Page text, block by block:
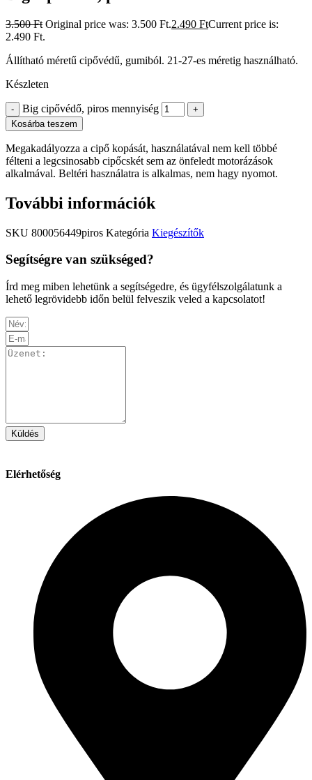
3.500Ft Original price was: 3.500 Ft.2.490 FtCurrent price is:
2.490 Ft.
Állítható méretű cipővédű, gumiból. 21-27-es méretig használható.
Készleten
- Big cipővédő, piros mennyiség
+
Kosárba teszem
Megakadályozza a cipő kopását, használatával nem kell többé
félteni a legcsinosabb cipőcskét sem az önfeledt motorázások
alkalmával. Beltéri használatra is alkalmas, nem hagy nyomot.
További információk
SKU 800056449piros Kategória Kiegészítők
Segítségre van szükséged?
Írd meg miben lehetünk a segítségedre, és ügyfélszolgálatunk a
lehető legrövidebb időn belül felveszik veled a kapcsolatot!
Küldés
Elérhetőség